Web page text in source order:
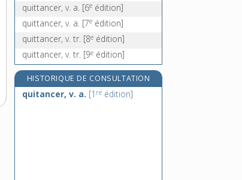
quittancer, v. a. [6e édition]
quittancer, v. a. [7e édition]
quittancer, v. tr. [8e édition]
quittancer, v. tr. [9e édition]
HISTORIQUE DE CONSULTATION
quitancer, v. a. [1 re édition]